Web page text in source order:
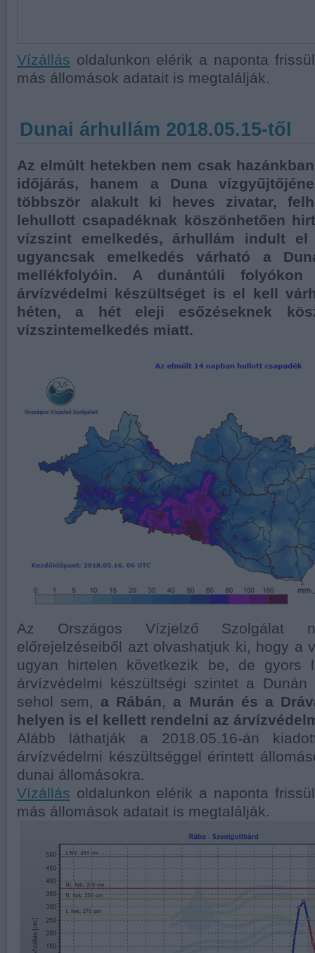
Vízállás oldalunkon elérik a naponta
más állomások adatait is megtalálják.
Dunai árhullám 2018.05.15-től
Az elmúlt hetekben nem csak
időjárás, hanem a Duna
többször alakult ki heves zivatar,
lehullott csapadéknak köszönhetően
vízszint emelkedés, árhullám indult
ugyancsak emelkedés várható a
mellékfolyóin. A dunántúli
árvízvédelmi készültséget is el kell
héten, a hét eleji esőzéseknek
vízszintemelkedés miatt.
Az Országos Vízjelző Szolgálat
előrejelzéseiből azt olvashatjuk ki, hogy a
ugyan hirtelen következik be, de gyors
árvízvédelmi készültségi szintet a
sehol sem, a Rábán, a Murán és a
helyen is el kellett rendelni az
Alább láthatják a 2018.05.16-án
árvízvédelmi készültséggel érintett
dunai állomásokra.
Vízállás oldalunkon elérik a naponta
más állomások adatait is megtalálják.